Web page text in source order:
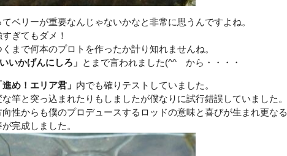
ベリーが重要なんじゃないかなと非常に思うんですよね。
ぎてもダメ！
まで何本のプロトを作ったか計り知れませんね。
いかげんにしろ」 とまで言われました(^^ゞから・・・・
進め！エリア君」 内でも確りテストしていました。
竿と突っ込まれたりもしましたが僕なりに試行錯誤していました。
性からも僕のプロデュースするロッドの意味と喜びが生まれ更なる
完成しました。